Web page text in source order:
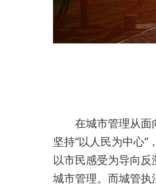
在城市管理从面向
坚持“以人民为中心”
以市民感受为导向
城市管理。而城管